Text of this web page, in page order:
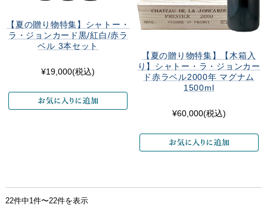
【夏の贈り物特集】シャトー・
ラ・ジョンカード黒/紅白/赤ラ
ベル 3本セット
¥19,000(税込)
【夏の贈り物特集】【木箱入
り】シャトー・ラ・ジョンカー
ド赤ラベル2000年 マグナム
1500ml
¥60,000(税込)
22件中1件〜22件を表示